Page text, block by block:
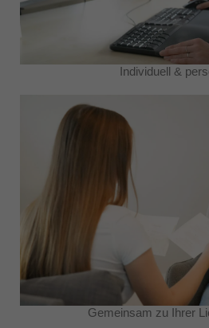
Individuell &
Gemeinsam zu Ihrer